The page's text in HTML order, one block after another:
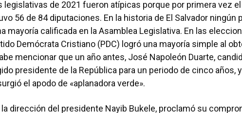
legislativas de 2021 fueron atípicas porque por primera vez
56 de 84 diputaciones. En la historia de El Salvador ningún
mayoría calificada en la Asamblea Legislativa. En las
Demócrata Cristiano (PDC) logró una mayoría simple al
mencionar que un año antes, José Napoleón Duarte,
presidente de la República para un periodo de cinco años,
el apodo de «aplanadora verde».
la dirección del presidente Nayib Bukele, proclamó su